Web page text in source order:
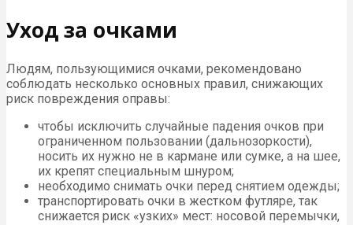
Уход за очками
Людям, пользующимися очками, рекомендовано
соблюдать несколько основных правил, снижающих
риск повреждения оправы:
чтобы исключить случайные падения очков при
ограниченном пользовании (дальнозоркости),
носить их нужно не в кармане или сумке, а на шее,
их крепят специальным шнуром;
необходимо снимать очки перед снятием одежды;
транспортировать очки в жестком футляре, так
снижается риск «узких» мест: носовой перемычки,